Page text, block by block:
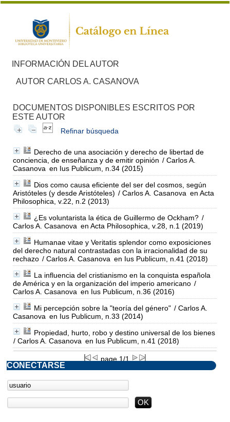
INFORMACIÓN DEL AUTOR
AUTOR CARLOS A. CASANOVA
DOCUMENTOS DISPONIBLES ESCRITOS POR
ESTE AUTOR
Refinar búsqueda
Derecho de una asociación y derecho de libertad de
conciencia, de enseñanza y de emitir opinión / Carlos A.
Casanova en Ius Publicum, n.34 (2015)
Dios como causa eficiente del ser del cosmos, según
Aristóteles (y desde Aristóteles) / Carlos A. Casanova en Acta
Philosophica, v.22, n.2 (2013)
¿Es voluntarista la ética de Guillermo de Ockham? /
Carlos A. Casanova en Acta Philosophica, v.28, n.1 (2019)
Humanae vitae y Veritatis splendor como exposiciones
del derecho natural contrastadas con la irracionalidad de su
rechazo / Carlos A. Casanova en Ius Publicum, n.41 (2018)
La influencia del cristianismo en la conquista española
de América y en la organización del imperio americano /
Carlos A. Casanova en Ius Publicum, n.36 (2016)
Mi percepción sobre la "teoría del género" / Carlos A.
Casanova en Ius Publicum, n.33 (2014)
Propiedad, hurto, robo y destino universal de los bienes
/ Carlos A. Casanova en Ius Publicum, n.41 (2018)
page 1/1
CONECTARSE